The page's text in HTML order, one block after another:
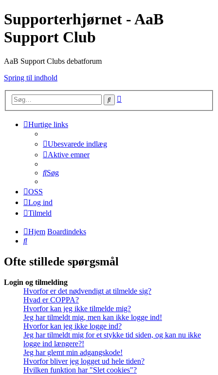
Supporterhjørnet - AaB
Support Club
AaB Support Clubs debatforum
Spring til indhold
Søg
Hurtige links
Ubesvarede indlæg
Aktive emner
Søg
OSS
Log ind
Tilmeld
Hjem Boardindeks
Søg
Ofte stillede spørgsmål
Login og tilmelding
Hvorfor er det nødvendigt at tilmelde sig?
Hvad er COPPA?
Hvorfor kan jeg ikke tilmelde mig?
Jeg har tilmeldt mig, men kan ikke logge ind!
Hvorfor kan jeg ikke logge ind?
Jeg har tilmeldt mig for et stykke tid siden, og kan nu ikke
logge ind længere?!
Jeg har glemt min adgangskode!
Hvorfor bliver jeg logget ud hele tiden?
Hvilken funktion har "Slet cookies"?